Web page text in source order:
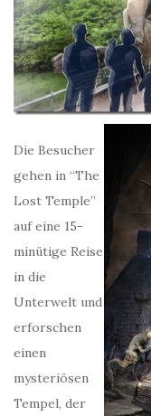
Die Besucher
gehen in “The
Lost Temple”
auf eine 15-
minütige Reise
in die
Unterwelt und
erforschen
einen
mysteriösen
Tempel, der